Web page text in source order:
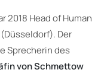
2018 Head of Human
Der
Sprecherin des
von Schmettow